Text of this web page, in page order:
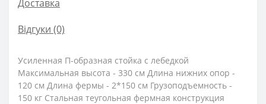
Доставка
Відгуки (0)
Усиленная П-образная стойка с лебедкой
Максимальная высота - 330 см Длина нижних опор -
120 см Длина фермы - 2*150 см Грузоподъемность -
150 кг Стальная теугольная фермная конструкция